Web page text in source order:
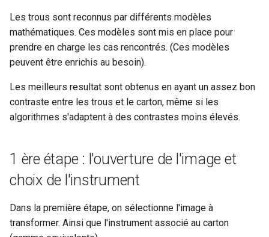
Les trous sont reconnus par différents modèles
mathématiques. Ces modèles sont mis en place pour
prendre en charge les cas rencontrés. (Ces modèles
peuvent être enrichis au besoin).
Les meilleurs resultat sont obtenus en ayant un assez bon
contraste entre les trous et le carton, même si les
algorithmes s'adaptent à des contrastes moins élevés.
1 ère étape : l'ouverture de l'image et
choix de l'instrument
Dans la première étape, on sélectionne l'image à
transformer. Ainsi que l'instrument associé au carton